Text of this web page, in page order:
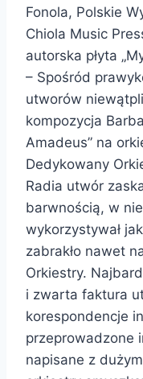
Fonola, Polskie
Chiola Music
autorska płyta
– Spośród
utworów
kompozycja
Amadeus” na
Dedykowany
Radia utwór
barwnością, w
wykorzystywał
zabrakło nawet
Orkiestry.
i zwarta faktura
korespondencje
przeprowadzone
napisane z